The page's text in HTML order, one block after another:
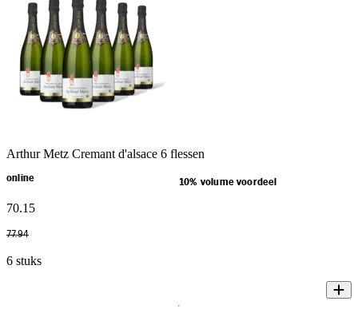
Arthur Metz Cremant d'alsace 6 flessen
online 10% volume voordeel
70.15
77.94
6 stuks